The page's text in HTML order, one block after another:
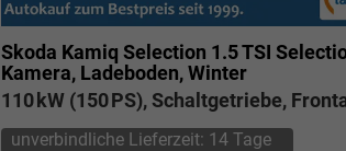
Skoda Kamiq Selection 1.5 TSI
Kamera, Ladeboden, Winter
110 kW (150 PS), Schaltgetriebe,
unverbindliche Lieferzeit: 14 Tage